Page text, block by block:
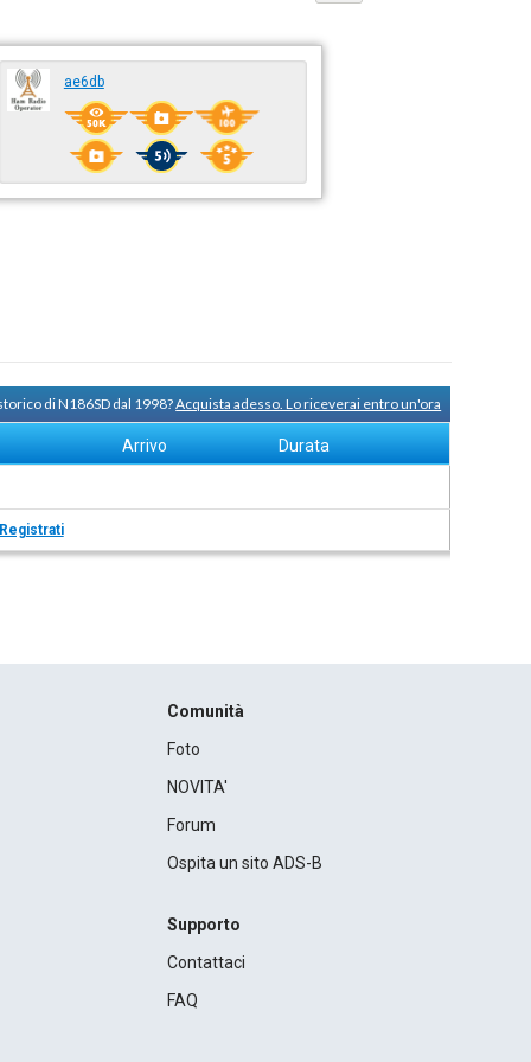
ae6db
di N186SD dal 1998?Acquista adesso. Lo riceverai entro un'ora
Arrivo Durata
Comunità
Foto
NOVITA'
Forum
Ospita un sito ADS-B
Supporto
Contattaci
FAQ